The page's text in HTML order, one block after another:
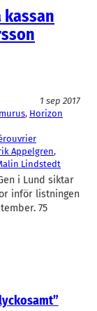
kassan
1 sep 2017
, Horizon
Appelgren
Lindstedt
i Lund siktar
inför listningen
75